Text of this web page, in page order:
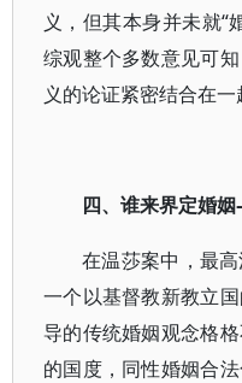
义，但其本身并未就“
综观整个多数意见可
义的论证紧密结合在一
四、谁来界定婚
在温莎案中，最
一个以基督教新教立
导的传统婚姻观念格
的国度，同性婚姻合